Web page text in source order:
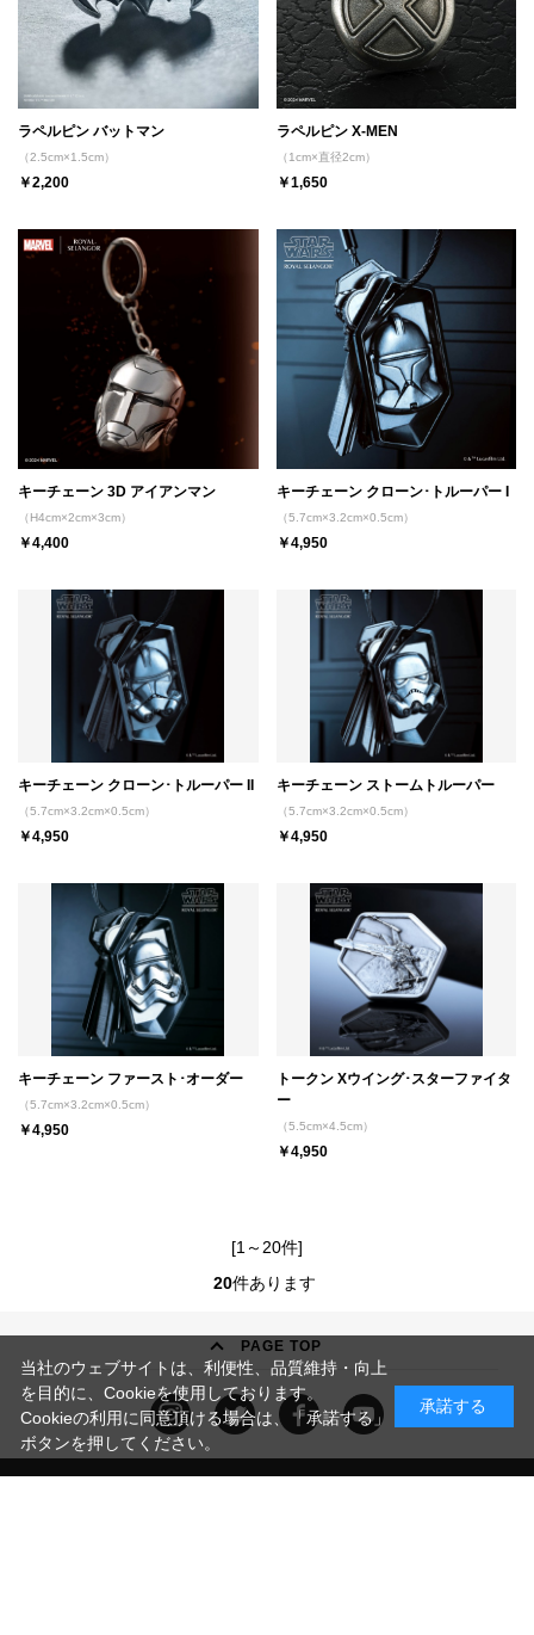
ラペルピン バットマン
（2.5cm×1.5cm）
￥2,200
ラペルピン X-MEN
（1cm×直径2cm）
￥1,650
キーチェーン 3D アイアンマン
（H4cm×2cm×3cm）
￥4,400
キーチェーン クローン･トルーパー I
（5.7cm×3.2cm×0.5cm）
￥4,950
キーチェーン クローン･トルーパー II
（5.7cm×3.2cm×0.5cm）
￥4,950
キーチェーン ストームトルーパー
（5.7cm×3.2cm×0.5cm）
￥4,950
キーチェーン ファースト･オーダー
（5.7cm×3.2cm×0.5cm）
￥4,950
トークン Xウイング･スターファイタ
ー
（5.5cm×4.5cm）
￥4,950
[1～20件]
20件あります
PAGE TOP
当社のウェブサイトは、利便性、品質維持・向上
を目的に、Cookieを使用しております。
Cookieの利用に同意頂ける場合は、「承諾する」
ボタンを押してください。
承諾する